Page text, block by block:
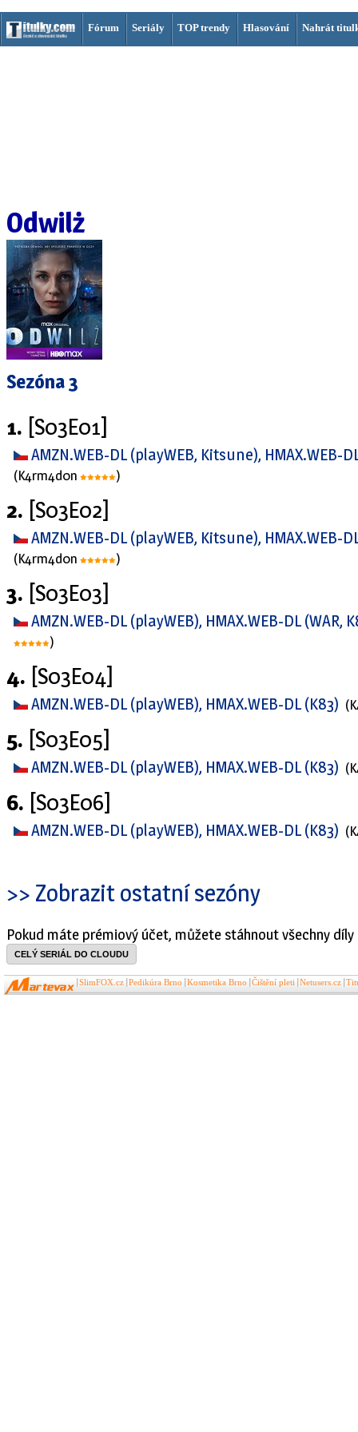
Fórum Seriály TOP trendy Hlasování Nahrát
Odwilż
Sezóna 3
1. [S03E01]
AMZN.WEB-DL (playWEB, Kitsune), HMAX.WEB-
(K4rm4d0n )
2. [S03E02]
AMZN.WEB-DL (playWEB, Kitsune), HMAX.WEB-
(K4rm4d0n )
3. [S03E03]
AMZN.WEB-DL (playWEB), HMAX.WEB-DL (WAR,
)
4. [S03E04]
AMZN.WEB-DL (playWEB), HMAX.WEB-DL (K83)
5. [S03E05]
AMZN.WEB-DL (playWEB), HMAX.WEB-DL (K83)
6. [S03E06]
AMZN.WEB-DL (playWEB), HMAX.WEB-DL (K83)
>> Zobrazit ostatní sezóny
Pokud máte prémiový účet, můžete stáhnout všechny díly
CELÝ SERIÁL DO CLOUDU
SlimFOX.cz Pedikúra Brno Kosmetika Brno Čištění pleti Netusers.cz